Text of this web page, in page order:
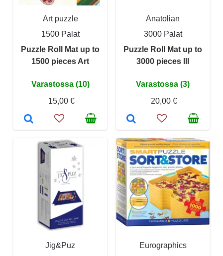
Art puzzle
1500 Palat
Puzzle Roll Mat up to
1500 pieces Art
Varastossa (10)
15,00 €
Anatolian
3000 Palat
Puzzle Roll Mat up to
3000 pieces III
Varastossa (3)
20,00 €
Jig&Puz
Eurographics